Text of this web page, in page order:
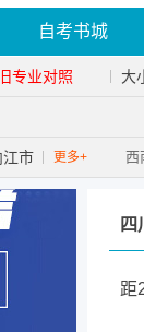
自考书城
专业对照 大
江市 更多+ 西
四
距